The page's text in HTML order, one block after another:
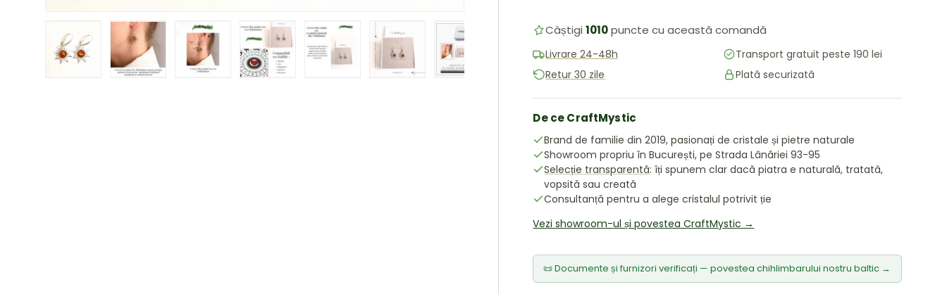
Încărcați imaginea 5 în vizualizarea galeriei
Încărcați imaginea 6 în vizualizarea galeriei
Încărcați imaginea 7 în vizualizarea galeriei
Încărcați imaginea 8 în vizualizarea galeriei
Câștigi1010puncte cu această comandă
Livrare 24-48h
Transport gratuit peste 190 lei
Retur 30 zile
Plată securizată
De ce CraftMystic
Brand de familie din 2019, pasionați de cristale și pietre naturale
Showroom propriu în București, pe Strada Lânăriei 93-95
Selecție transparentă: îți spunem clar dacă piatra e naturală, tratată,
vopsită sau creată
Consultanță pentru a alege cristalul potrivit ție
Vezi showroom-ul și povestea CraftMystic →
📜 Documente și furnizori verificați — povestea chihlimbarului nostru baltic →